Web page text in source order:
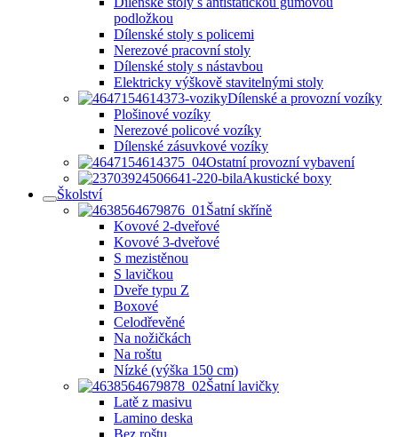
podložkou
Dílenské stoly s policemi
Nerezové pracovní stoly
Dílenské stoly s nástavbou
Elektricky výškově stavitelnými stoly
Dílenské a provozní vozíky
Plošinové vozíky
Nerezové policové vozíky
Dílenské zásuvkové vozíky
Ostatní provozní vybavení
Akustické boxy
Školství
Šatní skříně
Kovové 2-dveřové
Kovové 3-dveřové
S mezistěnou
S lavičkou
Dveře typu Z
Boxové
Celodřevěné
Na nožičkách
Na roštu
Nízké (výška 150 cm)
Šatní lavičky
Latě z masivu
Lamino deska
Bez roštu